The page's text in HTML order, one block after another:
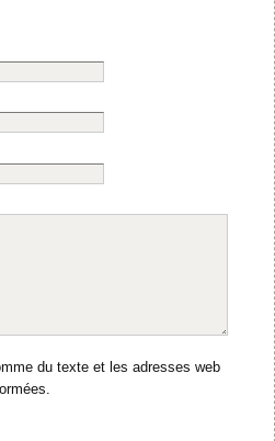
du texte et les adresses web